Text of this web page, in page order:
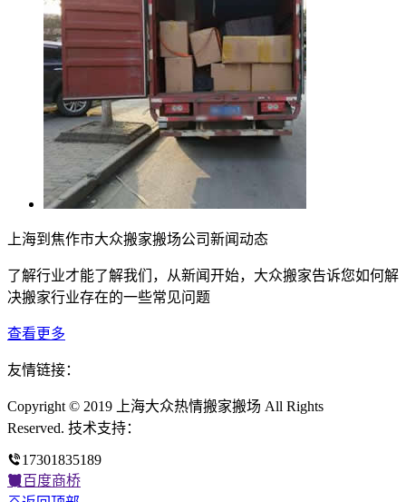
上海到焦作市大众搬家搬场公司新闻动态
了解行业才能了解我们，从新闻开始，大众搬家告诉您如何解
决搬家行业存在的一些常见问题
查看更多
友情链接：
Copyright © 2019 上海大众热情搬家搬场 All Rights
Reserved. 技术支持：
17301835189
百度商桥